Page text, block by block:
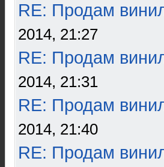
RE: Продам
2014, 21:27
RE: Продам
2014, 21:31
RE: Продам
2014, 21:40
RE: Продам